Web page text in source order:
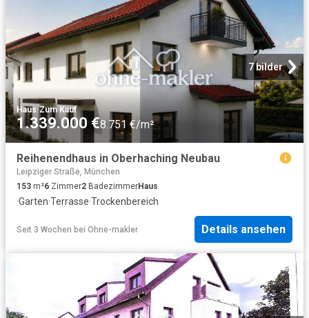
7 bilder
Haus·Zum Kauf
1.339.000 €8.751 €/m²
Reihenendhaus in Oberhaching Neubau
Leipziger Straße, München
153 m²6 Zimmer2 BadezimmerHaus
·Garten·Terrasse·Trockenbereich
Seit 3 Wochen bei Ohne-makler Details ansehen